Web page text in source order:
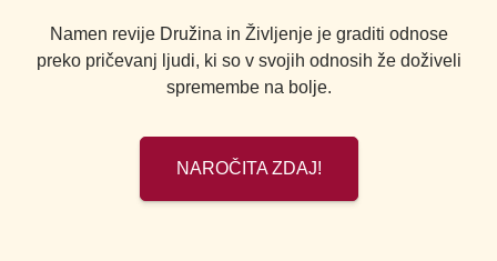
Namen revije Družina in Življenje je graditi odnose
preko pričevanj ljudi, ki so v svojih odnosih že doživeli
spremembe na bolje.
NAROČITA ZDAJ!